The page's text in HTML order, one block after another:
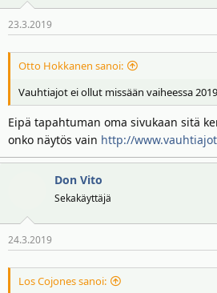
23.3.2019
Otto Hokkanen sanoi:
Vauhtiajot ei ollut missään vaiheessa
Eipä tapahtuman oma sivukaan sitä
onko näytös vain http://
Don Vito
Sekakäyttäjä
24.3.2019
Los Cojones sanoi: